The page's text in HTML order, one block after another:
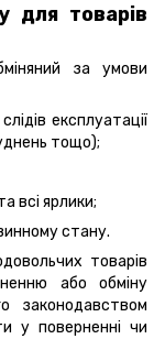
для товарів
за умови
експлуатації
тощо);
всі ярлики;
стану.
товарів
або обміну
законодавством
у поверненні чи